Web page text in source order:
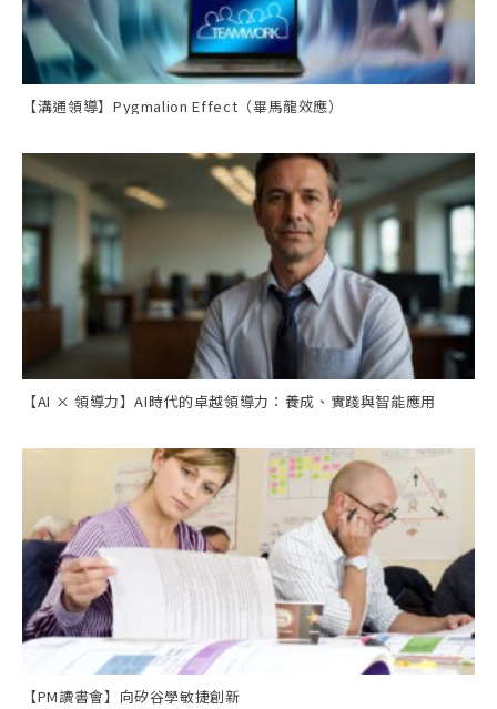
【溝通領導】Pygmalion Effect（畢馬龍效應）
【AI × 領導力】AI時代的卓越領導力：養成、實踐與智能應用
【PM讀書會】向矽谷學敏捷創新